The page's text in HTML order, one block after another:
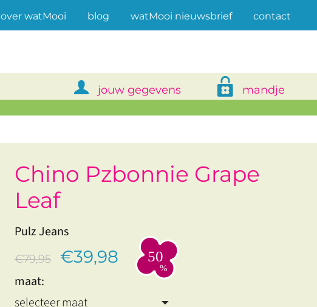
over watMooi(current)
blog watMooi nieuwsbrief contact
jouw gegevens mandje
Chino Pzbonnie Grape
Leaf
Pulz Jeans
€79,95 €39,98
maat: